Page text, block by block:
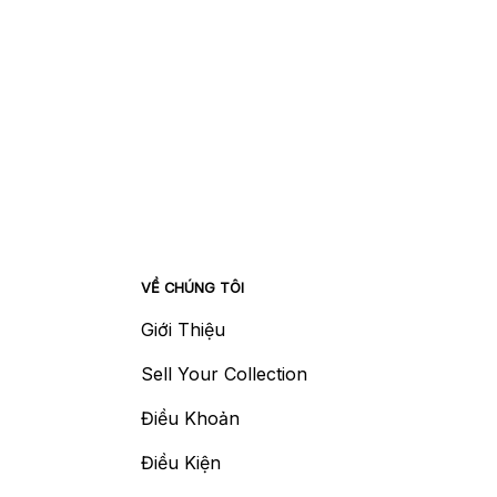
VỀ CHÚNG TÔI
Giới Thiệu
Sell Your Collection
Điều Khoản
Điều Kiện